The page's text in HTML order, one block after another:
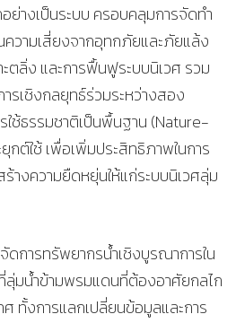
ย่างเป็นระบบ ครอบคลุมการจัดทำ
ความเสี่ยงจากอุทกภัยและภัยแล้ง
ตลิ่ง และการฟื้นฟูระบบนิเวศ รวม
เชิงกลยุทธ์ร่วมระหว่างสอง
ใช้ธรรมชาติเป็นพื้นฐาน (Nature-
กต์ใช้ เพื่อเพิ่มประสิทธิภาพในการ
งความยืดหยุ่นให้แก่ระบบนิเวศลุ่ม
ดการทรัพยากรน้ำเชิงบูรณาการใน
ลุ่มน้ำข้ามพรมแดนที่ต้องอาศัยกลไก
ศ ทั้งการแลกเปลี่ยนข้อมูลและการ